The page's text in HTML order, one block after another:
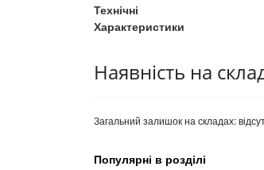
Технічні
Характеристики
Наявність на
Загальний залишок на складах:
Популярні в розділі